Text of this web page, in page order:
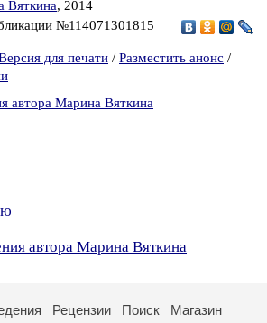
Вяткина, 2014
№114071301815
для печати / Разместить анонс /
автора Марина Вяткина
автора Марина Вяткина
Рецензии Поиск
Магазин